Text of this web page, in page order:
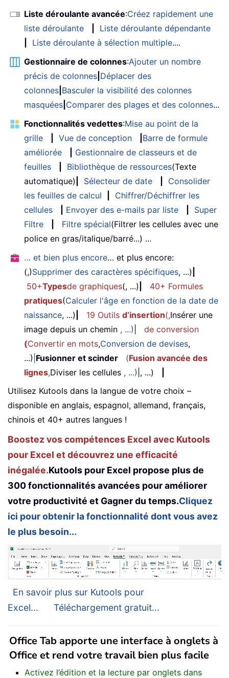
Liste déroulante avancée:Créez rapidement une
liste déroulante
Liste déroulante dépendante
Liste déroulante à sélection multiple....
Gestionnaire de colonnes:Ajouter un nombre
précis de colonnes Déplacer des
colonnes Basculer la visibilité des colonnes
masquées Comparer des plages et des colonnes...
Fonctionnalités vedettes:Mise au point de la
grille
Vue de conception
Barre de formule
améliorée
Gestionnaire de classeurs et de
feuilles
Bibliothèque de ressources(Texte
automatique)
Sélecteur de date
Consolider
les feuilles de calcul
Chiffrer/Déchiffrer les
cellules
Envoyer des e-mails par liste
Super
Filtre
Filtre spécial(Filtrer les cellules avec une
police en gras/italique/barré...) ...
… et bien plus encore… et plus encore:
(,)Supprimer des caractères spécifiques, ...)
50+Typesde graphiques(, ...)
40+ Formules
pratiques(Calculer l'âge en fonction de la date de
naissance, ...) 19 Outils d’insertion(,Insérer une
image depuis un chemin , ...)
de conversion
(Convertir en mots,Conversion de devises,
...) Fusionner et scinder (Fusion avancée des
lignes,Diviser les cellules , ...) |, ...)
Utilisez Kutools dans la langue de votre choix –
disponible en anglais, espagnol, allemand, français,
chinois et 40+ autres langues !
Boostez vos compétences Excel avec Kutools
pour Excel et découvrez une efficacité
inégalée.Kutools pour Excel propose plus de
300 fonctionnalités avancées pour améliorer
votre productivité et Gagner du temps.Cliquez
ici pour obtenir la fonctionnalité dont vous avez
le plus besoin...
En savoir plus sur Kutools pour
Excel...
Téléchargement gratuit...
Office Tab apporte une interface à onglets à
Office et rend votre travail bien plus facile
Activez l’édition et la lecture par onglets dans